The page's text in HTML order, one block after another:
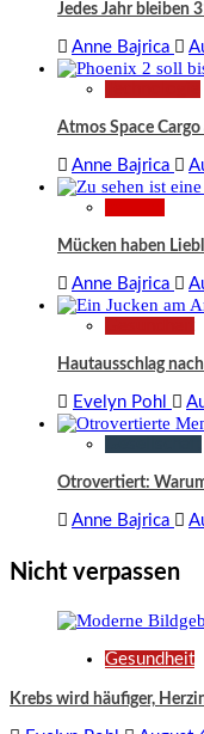
Jedes Jahr bleiben
Anne Bajrica
Atmos Space
Anne Bajrica
Mücken haben
Anne Bajrica
Hautausschlag
Evelyn Pohl
Otrovertiert:
Anne Bajrica
Nicht verpassen
Gesundheit
Krebs wird häufiger,